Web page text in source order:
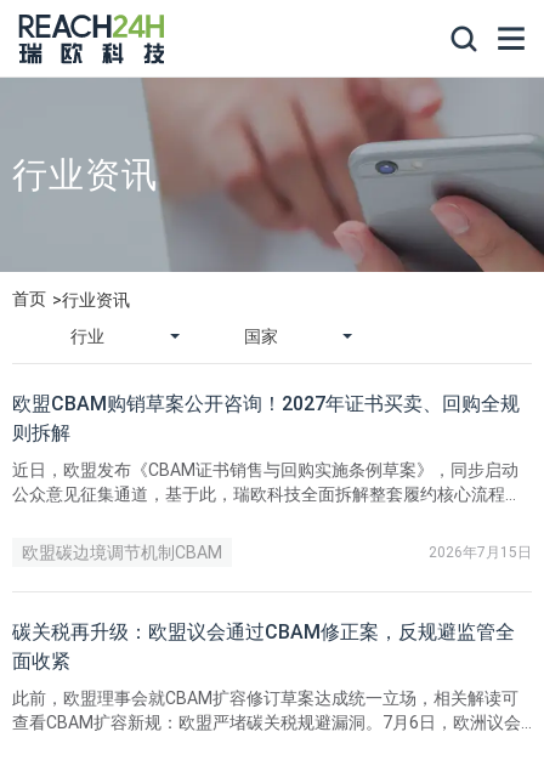
行业资讯
首页
行业资讯
行业
国家
欧盟CBAM购销草案公开咨询！2027年证书买卖、回购全规
则拆解
近日，欧盟发布《CBAM证书销售与回购实施条例草案》，同步启动
公众意见征集通道，基于此，瑞欧科技全面拆解整套履约核心流程，
回购退款等方面的实操规则盲区。
欧盟碳边境调节机制CBAM 2026年7月15日
碳关税再升级：欧盟议会通过CBAM修正案，反规避监管全
面收紧
此前，欧盟理事会就CBAM扩容修订草案达成统一立场，相关解读可
查看CBAM扩容新规：欧盟严堵碳关税规避漏洞。7月6日，欧洲议会